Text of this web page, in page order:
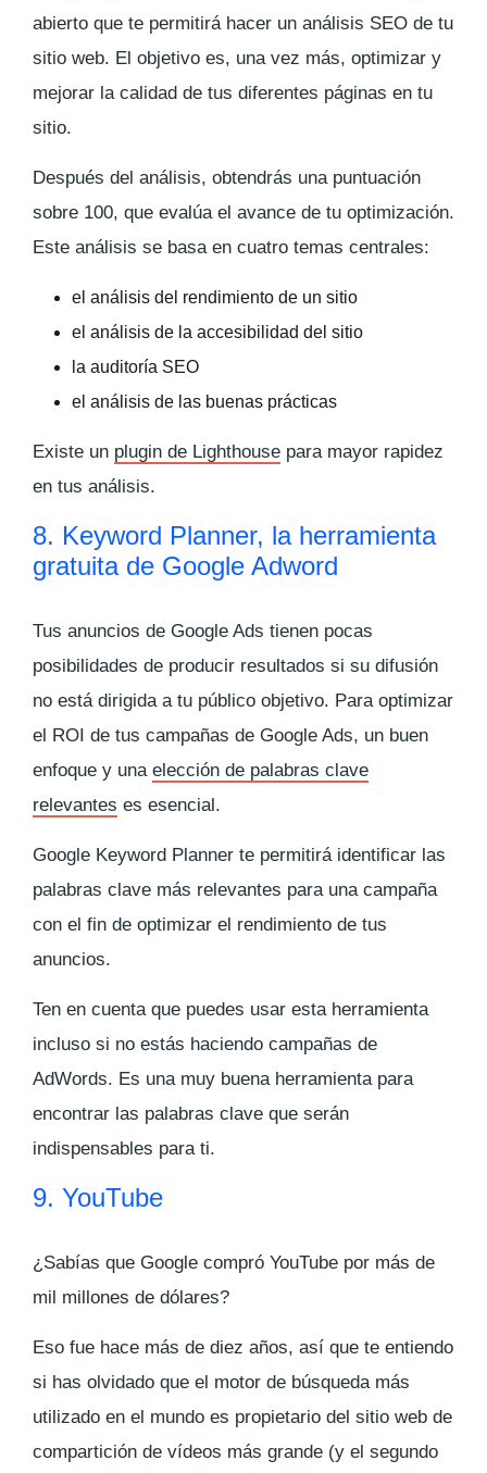
abierto que te permitirá hacer un análisis SEO de tu
sitio web. El objetivo es, una vez más, optimizar y
mejorar la calidad de tus diferentes páginas en tu
sitio.
Después del análisis, obtendrás una puntuación
sobre 100, que evalúa el avance de tu optimización.
Este análisis se basa en cuatro temas centrales:
el análisis del rendimiento de un sitio
el análisis de la accesibilidad del sitio
la auditoría SEO
el análisis de las buenas prácticas
Existe un plugin de Lighthouse para mayor rapidez
en tus análisis.
8. Keyword Planner, la herramienta
gratuita de Google Adword
Tus anuncios de Google Ads tienen pocas
posibilidades de producir resultados si su difusión
no está dirigida a tu público objetivo. Para optimizar
el ROI de tus campañas de Google Ads, un buen
enfoque y una elección de palabras clave
relevantes es esencial.
Google Keyword Planner te permitirá identificar las
palabras clave más relevantes para una campaña
con el fin de optimizar el rendimiento de tus
anuncios.
Ten en cuenta que puedes usar esta herramienta
incluso si no estás haciendo campañas de
AdWords. Es una muy buena herramienta para
encontrar las palabras clave que serán
indispensables para ti.
9. YouTube
¿Sabías que Google compró YouTube por más de
mil millones de dólares?
Eso fue hace más de diez años, así que te entiendo
si has olvidado que el motor de búsqueda más
utilizado en el mundo es propietario del sitio web de
compartición de vídeos más grande (y el segundo